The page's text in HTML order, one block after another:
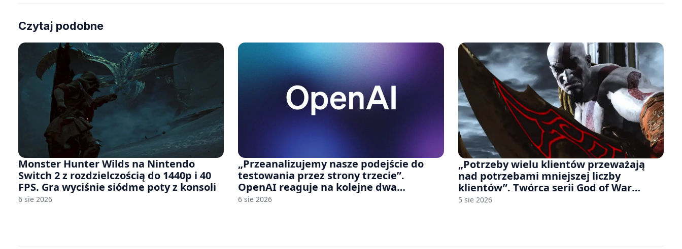
Czytaj podobne
Monster Hunter Wilds na Nintendo
Switch 2 z rozdzielczością do 1440p i 40
FPS. Gra wyciśnie siódme poty z konsoli
6 sie 2026
„Przeanalizujemy nasze podejście do
testowania przez strony trzecie”.
OpenAI reaguje na kolejne dwa
incydenty z udziałem autorskich modeli
6 sie 2026
„Potrzeby wielu klientów przeważają
nad potrzebami mniejszej liczby
klientów”. Twórca serii God of War
sugeruje, że rozumie, dlaczego Sony
5 sie 2026